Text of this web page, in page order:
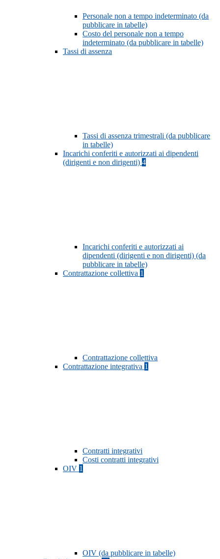
Personale non a tempo indeterminato (da
pubblicare in tabelle)
Costo del personale non a tempo
indeterminato (da pubblicare in tabelle)
Tassi di assenza
Tassi di assenza trimestrali (da pubblicare
in tabelle)
Incarichi conferiti e autorizzati ai dipendenti
(dirigenti e non dirigenti) 4
Incarichi conferiti e autorizzati ai
dipendenti (dirigenti e non dirigenti) (da
pubblicare in tabelle)
Contrattazione collettiva 1
Contrattazione collettiva
Contrattazione integrativa 1
Contratti integrativi
Costi contratti integrativi
OIV 1
OIV (da pubblicare in tabelle)